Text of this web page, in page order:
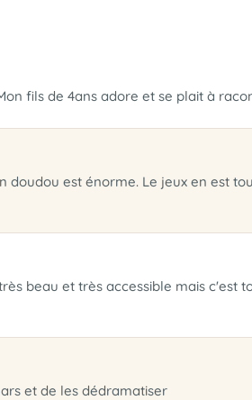
fils de 4ans adore et se plait à
est énorme. Le jeux en est
beau et très accessible mais c'est
et de les dédramatiser